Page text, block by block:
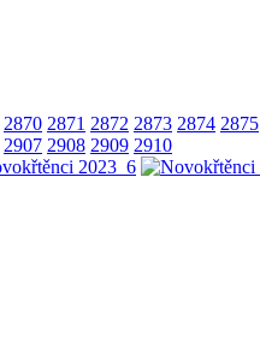
2870 2871 2872 2873 2874 2875
2907 2908 2909 2910